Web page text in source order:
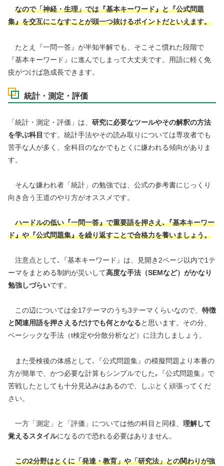
なので「神経・生理」では『基本キーワード』と『公式問題
集』を交互にこなすことが頭一つ抜けるポイントだといえます。
たとえ『一問一答』が半知半解でも、そこそこ慣れた段階で
『基本キーワード』に進んでしまって大丈夫です。用語に軽く免
疫がつけば急成長できます。
統計・測定・評価
「統計・測定・評価」は、 研究に必要なツールやその解釈の方法
を学ぶ科目 です。統計手法やその読み取りについては専攻者でも
苦手な人が多く、全科目のなかでもとくに嫌われる傾向がありま
す。
そんな嫌われ者「統計」の勉強では、公式の参考書にじっくり
向き合う王道のやり方がオススメです。
ハードルの低い『一問一答』で重要語を押さえ､『基本キーワー
ド』や『公式問題集』を繰り返すことで合格力を養いましょう。
注意点として､『基本キーワード』は、見開き2ページ以内で1テ
ーマをまとめる制約が災いして高度な手法（SEMなど）がかなり
勉強しづらいです。
この辺については全17テーマのうち3テーマくらいなので、 特徴
と関連用語を押さえるだけでも何とかなると思います。その分、
ベーシックな手法（t検定や分散分析など）に注力しましょう。
また受検後の体感として､『公式問題集』の模擬問題より本番の
方が簡単で、かつ必要な計算もシンプルでした｡『公式問題集』で
苦戦したとしても十分見込みはあるので、しぶとく頑張ってくだ
さい。
一方「測定」と「評価」については他の科目と同様、 理解して
覚えるスタイルになるので恐れる必要はありません。
この2分野はとくに「発達・教育」や「研究法」との関わりが強